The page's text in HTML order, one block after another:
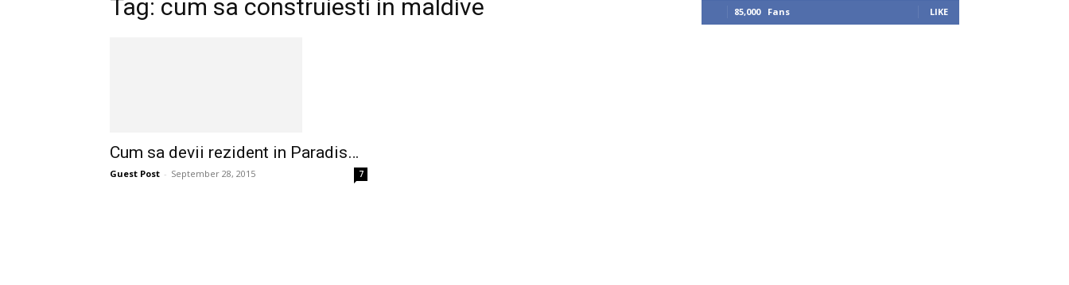
Tag: cum sa construiesti in maldive
Cum sa devii rezident in Paradis…
Guest Post - September 28, 2015 7
85,000 Fans LIKE